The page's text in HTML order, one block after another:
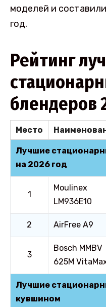
моделей и
год.
Рейтинг
блендеров
Место
Лучшие
на 2026 год
1
Moulinex
LM936E10
2 AirFree A9
3
Bosch MMBV
625M
Лучшие
кувшином